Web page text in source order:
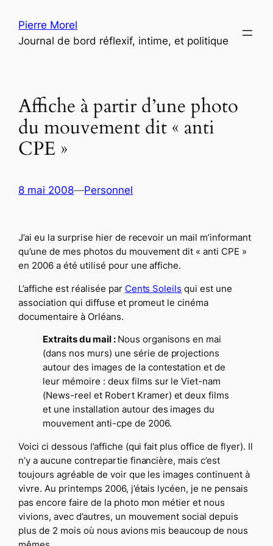
contenu
Pierre Morel
Journal de bord réflexif, intime, et politique
Affiche à partir d’une photo
du mouvement dit « anti
CPE »
8 mai 2008—Personnel
J’ai eu la surprise hier de recevoir un mail m’informant
qu’une de mes photos du mouvement dit « anti CPE »
en 2006 a été utilisé pour une affiche.
L’affiche est réalisée par Cents Soleils qui est une
association qui diffuse et promeut le cinéma
documentaire à Orléans.
Extraits du mail : Nous organisons en mai
(dans nos murs) une série de projections
autour des images de la contestation et de
leur mémoire : deux films sur le Viet-nam
(News-reel et Robert Kramer) et deux films
et une installation autour des images du
mouvement anti-cpe de 2006.
Voici ci dessous l’affiche (qui fait plus office de flyer). Il
n’y a aucune contrepartie financière, mais c’est
toujours agréable de voir que les images continuent à
vivre. Au printemps 2006, j’étais lycéen, je ne pensais
pas encore faire de la photo mon métier et nous
vivions, avec d’autres, un mouvement social depuis
plus de 2 mois où nous avions mis beaucoup de nous